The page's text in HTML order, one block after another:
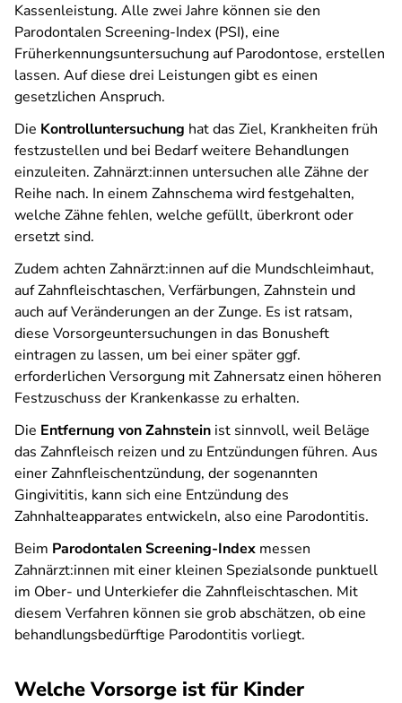
Kassenleistung. Alle zwei Jahre können sie den
Parodontalen Screening-Index (PSI), eine
Früherkennungsuntersuchung auf Parodontose, erstellen
lassen. Auf diese drei Leistungen gibt es einen
gesetzlichen Anspruch.
Die Kontrolluntersuchung hat das Ziel, Krankheiten früh
festzustellen und bei Bedarf weitere Behandlungen
einzuleiten. Zahnärzt:innen untersuchen alle Zähne der
Reihe nach. In einem Zahnschema wird festgehalten,
welche Zähne fehlen, welche gefüllt, überkront oder
ersetzt sind.
Zudem achten Zahnärzt:innen auf die Mundschleimhaut,
auf Zahnfleischtaschen, Verfärbungen, Zahnstein und
auch auf Veränderungen an der Zunge. Es ist ratsam,
diese Vorsorgeuntersuchungen in das Bonusheft
eintragen zu lassen, um bei einer später ggf.
erforderlichen Versorgung mit Zahnersatz einen höheren
Festzuschuss der Krankenkasse zu erhalten.
Die Entfernung von Zahnstein ist sinnvoll, weil Beläge
das Zahnfleisch reizen und zu Entzündungen führen. Aus
einer Zahnfleischentzündung, der sogenannten
Gingivititis, kann sich eine Entzündung des
Zahnhalteapparates entwickeln, also eine Parodontitis.
Beim Parodontalen Screening-Index messen
Zahnärzt:innen mit einer kleinen Spezialsonde punktuell
im Ober- und Unterkiefer die Zahnfleischtaschen. Mit
diesem Verfahren können sie grob abschätzen, ob eine
behandlungsbedürftige Parodontitis vorliegt.
Welche Vorsorge ist für Kinder